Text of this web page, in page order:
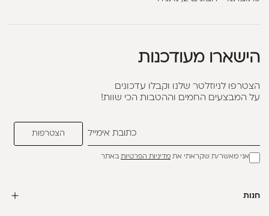
הישארו מעודכנות
הצטרפו לניוזלטר שלנו וקבלו עדכונים
על המבצעים החמים וההטבות הכי שוות!
אני מאשר/ת שקראתי את מדיניות הפרטיותבאתר
חנות